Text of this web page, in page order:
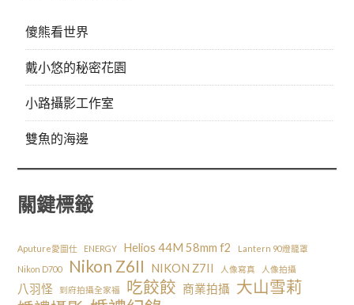
傻熊看世界
戴小悠的秘密花園
小路攝影工作室
雙魚的海邊
關鍵標籤
Aputure愛圖仕 ENERGY Helios 44M 58mm f2
Lantern 90燈籠罩
Nikon D700
Nikon Z6II NIKON Z7II 人像寫真 人像拍攝
八羽怪 到府拍攝全家福 吃餃餃 商業拍攝 大山雪莉